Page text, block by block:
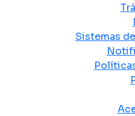
Sistemas